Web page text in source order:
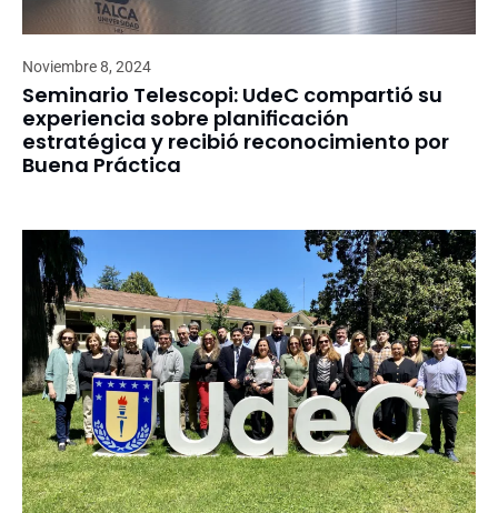
Noviembre 8, 2024
Seminario Telescopi: UdeC compartió su
experiencia sobre planificación
estratégica y recibió reconocimiento por
Buena Práctica